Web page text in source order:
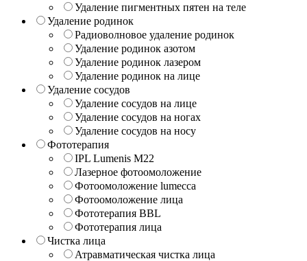
Удаление пигментных пятен на теле
Удаление родинок
Радиоволновое удаление родинок
Удаление родинок азотом
Удаление родинок лазером
Удаление родинок на лице
Удаление сосудов
Удаление сосудов на лице
Удаление сосудов на ногах
Удаление сосудов на носу
Фототерапия
IPL Lumenis M22
Лазерное фотоомоложение
Фотоомоложение lumecca
Фотоомоложение лица
Фототерапия BBL
Фототерапия лица
Чистка лица
Атравматическая чистка лица